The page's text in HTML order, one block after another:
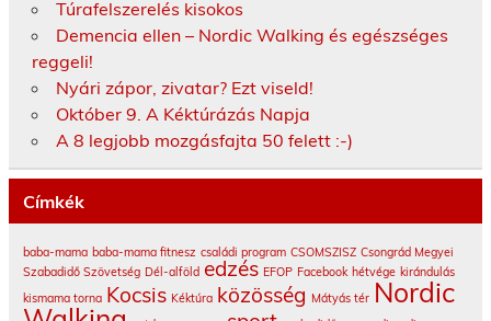
Túrafelszerelés kisokos
Demencia ellen – Nordic Walking és egészséges
reggeli!
Nyári zápor, zivatar? Ezt viseld!
Október 9. A Kéktúrázás Napja
A 8 legjobb mozgásfajta 50 felett :-)
Címkék
baba-mama baba-mama fitnesz családi program CSOMSZISZ Csongrád Megyei
Szabadidő Szövetség Dél-alföld edzés EFOP Facebook hétvége kirándulás
kismama torna Kocsis Kéktúra közösség Mátyás tér Nordic